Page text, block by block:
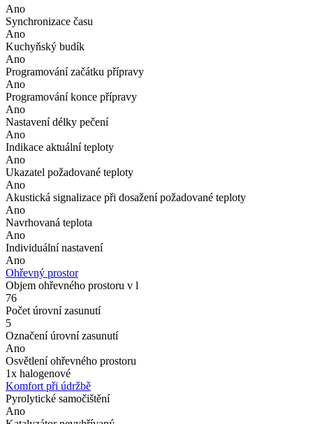
Ano
Synchronizace času
Ano
Kuchyňský budík
Ano
Programování začátku přípravy
Ano
Programování konce přípravy
Ano
Nastavení délky pečení
Ano
Indikace aktuální teploty
Ano
Ukazatel požadované teploty
Ano
Akustická signalizace při dosažení požadované teploty
Ano
Navrhovaná teplota
Ano
Individuální nastavení
Ano
Ohřevný prostor
Objem ohřevného prostoru v l
76
Počet úrovní zasunutí
5
Označení úrovní zasunutí
Ano
Osvětlení ohřevného prostoru
1x halogenové
Komfort při údržbě
Pyrolytické samočištění
Ano